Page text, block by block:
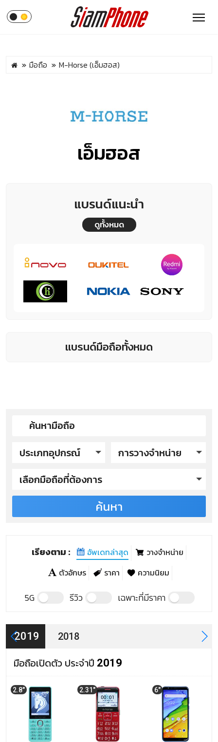
มือถือ M-Horse (เอ็มฮอส)
เอ็มฮอส
แบรนด์แนะนำ
ดูทั้งหมด
แบรนด์มือถือทั้งหมด
ประเภทอุปกรณ์
การวางจำหน่าย
เลือกมือถือที่ต้องการ
M-Horse รุ่นปี 2019
M-Horse Happy
M-Horse P1
M-Horse รุ่นปี 2018
M-Horse M2S
M-Horse M1
M-Horse Pure 3
M-Horse Pure 1
ค้นหา
เรียงตาม : อัพเดทล่าสุด
วางจำหน่าย
ตัวอักษร
ราคา ความนิยม
5G รีวิว เฉพาะที่มีราคา
2019 2018
มือถือเปิดตัว ประจำปี 2019
2.8" 2.31" 6"